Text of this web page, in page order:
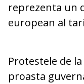
reprezenta un
european al
Protestele de
proasta